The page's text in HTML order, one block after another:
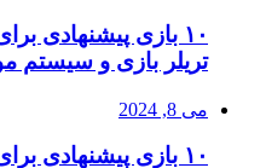
تریلر بازی و سیستم
می 8, 2024